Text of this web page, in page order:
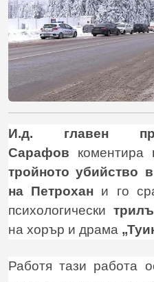
И.д. главен
Сарафов коментира
тройното убийство
на Петрохан и го
психологически
на хорър и драма
Работя тази работа